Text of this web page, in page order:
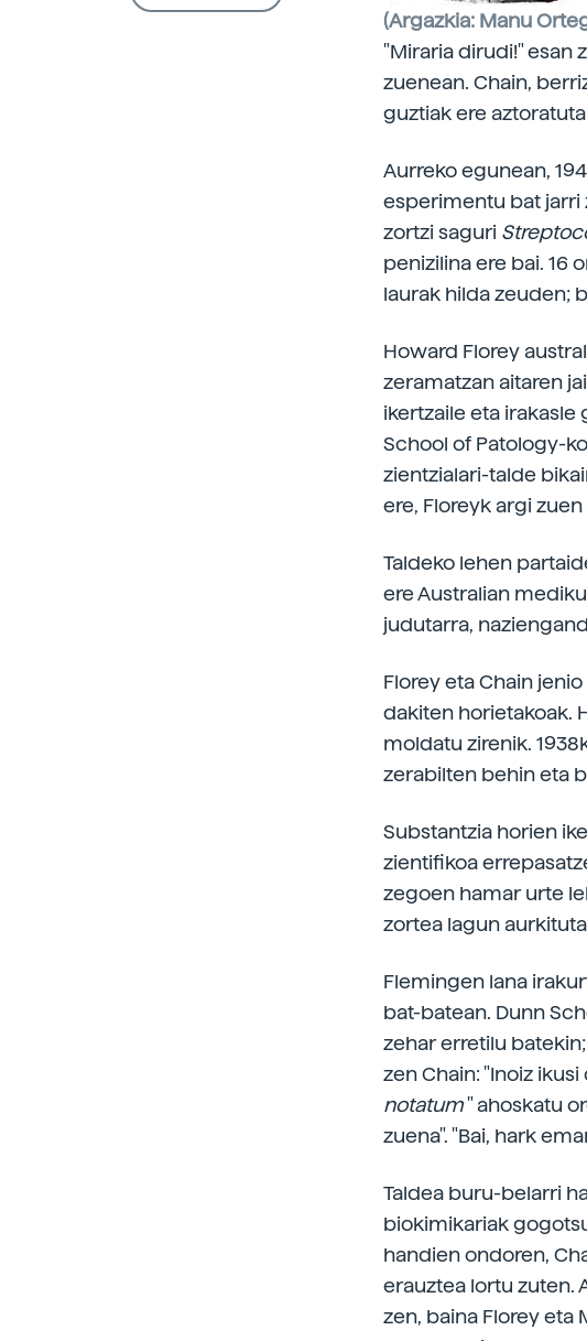
(Argazkia: Manu
"Miraria dirudi!" esan
zuenean. Chain,
guztiak ere
Aurreko egunean,
esperimentu bat jarri
zortzi saguri
penizilina ere bai. 16
laurak hilda zeuden;
Howard Florey
zeramatzan aitaren
ikertzaile eta irakasle
School of Patology-
zientzialari-talde
ere, Floreyk argi
Taldeko lehen
ere Australian
judutarra,
Florey eta Chain
dakiten horietakoak.
moldatu zirenik.
zerabilten behin eta
Substantzia horien
zientifikoa
zegoen hamar urte
zortea lagun
Flemingen lana
bat-batean. Dunn
zehar erretilu
zen Chain: "Inoiz ikusi
notatum" ahoskatu
zuena". "Bai, hark
Taldea buru-belarri
biokimikariak
handien ondoren,
erauztea lortu zuten.
zen, baina Florey eta